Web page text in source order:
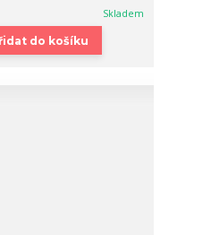
Skladem
do košíku